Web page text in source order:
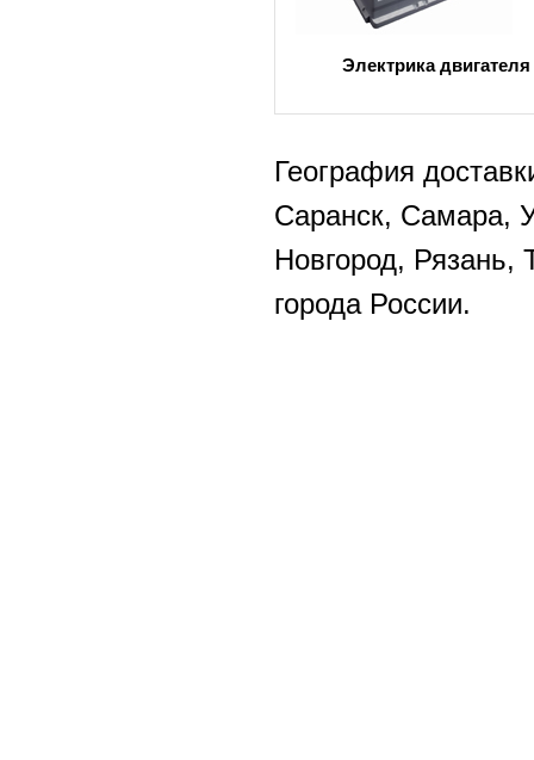
Электрика двигателя
География
Саранск, Самара,
Новгород, Рязань,
города России.